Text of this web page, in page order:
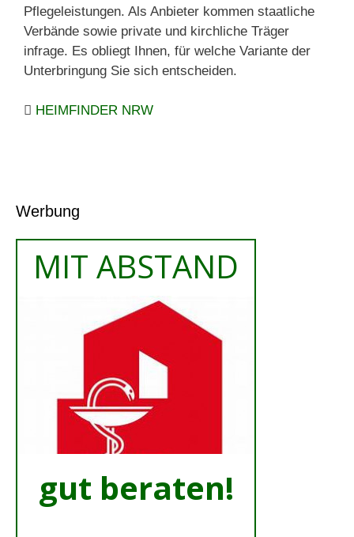
Pflegeleistungen. Als Anbieter kommen staatliche
Verbände sowie private und kirchliche Träger
infrage. Es obliegt Ihnen, für welche Variante der
Unterbringung Sie sich entscheiden.
HEIMFINDER NRW
Werbung